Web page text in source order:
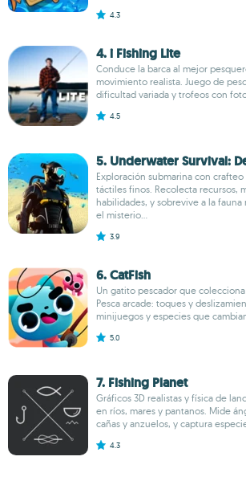
4.3
4. i Fishing Lite
Conduce la barca al mejor
movimiento realista. Juego de
dificultad variada y trofeos con
4.5
5. Underwater Survival:
Exploración submarina con
táctiles finos. Recolecta recursos,
habilidades, y sobrevive a la fauna
el misterio...
3.9
6. CatFish
Un gatito pescador que
Pesca arcade: toques y
minijuegos y especies que
5.0
7. Fishing Planet
Gráficos 3D realistas y física de
en ríos, mares y pantanos. Mide
cañas y anzuelos, y captura
4.3